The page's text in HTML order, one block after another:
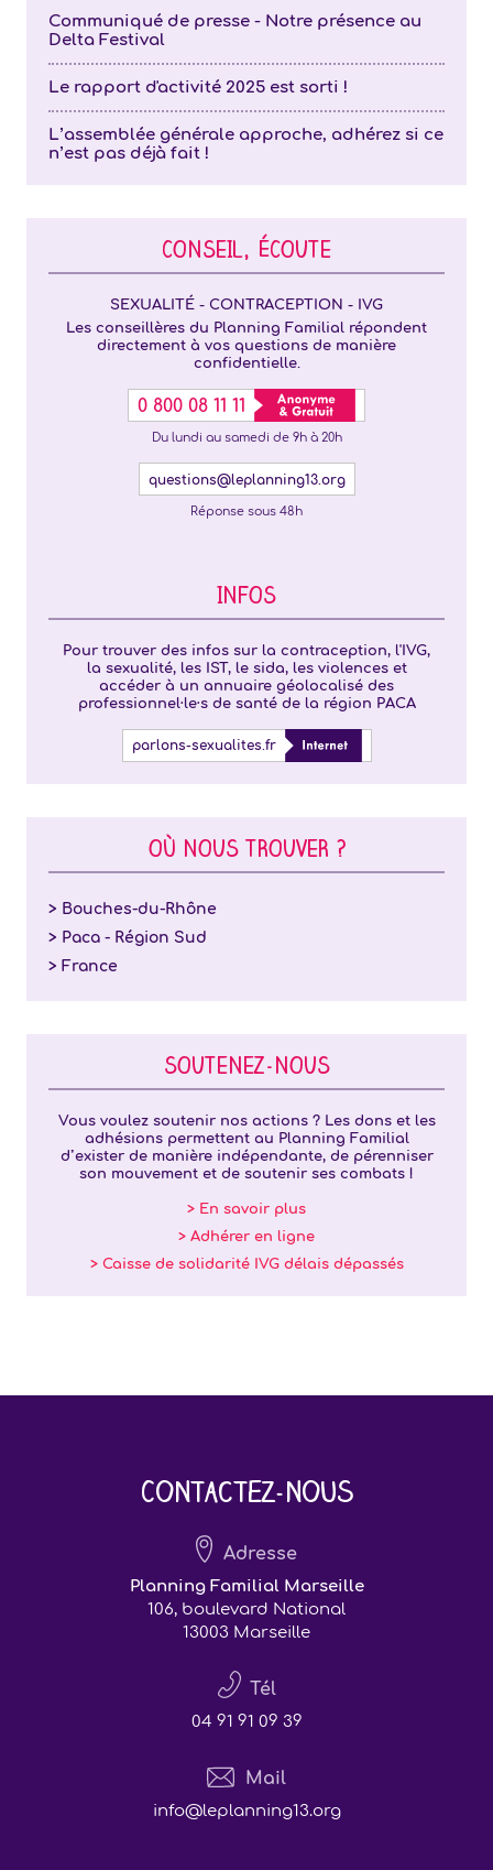
Communiqué de presse - Notre présence au
Delta Festival
Le rapport d'activité 2025 est sorti !
L’assemblée générale approche, adhérez si ce
n’est pas déjà fait !
CONSEIL, ÉCOUTE
SEXUALITÉ - CONTRACEPTION - IVG
Les conseillères du Planning Familial répondent
directement à vos questions de manière
confidentielle.
0 800 08 11 11
Du lundi au samedi de 9h à 20h
questions@leplanning13.org
Réponse sous 48h
INFOS
Pour trouver des infos sur la contraception, l'IVG,
la sexualité, les IST, le sida, les violences et
accéder à un annuaire géolocalisé des
professionnel·le·s de santé de la région PACA
parlons-sexualites.fr
OÙ NOUS TROUVER ?
> Bouches-du-Rhône
> Paca - Région Sud
> France
SOUTENEZ-NOUS
Vous voulez soutenir nos actions ? Les dons et les
adhésions permettent au Planning Familial
d’exister de manière indépendante, de pérenniser
son mouvement et de soutenir ses combats !
> En savoir plus
> Adhérer en ligne
> Caisse de solidarité IVG délais dépassés
Contactez-nous
Adresse
Planning Familial Marseille
106, boulevard National
13003 Marseille
Tél
04 91 91 09 39
Mail
info@leplanning13.org